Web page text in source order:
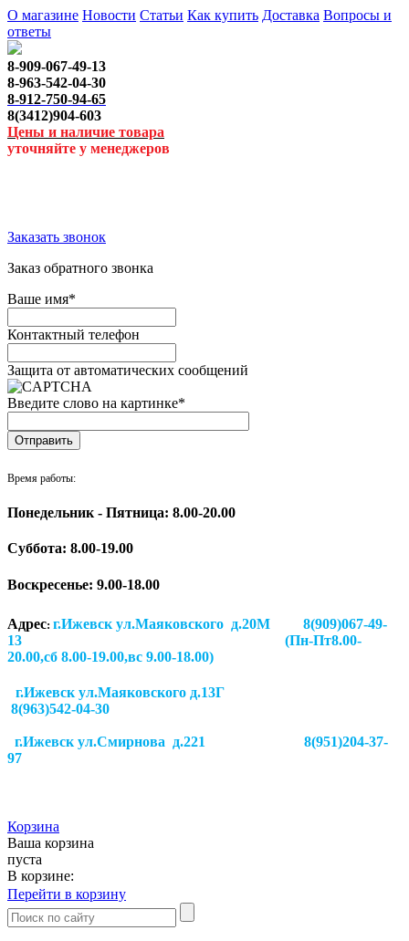
О магазине Новости Статьи Как купить Доставка Вопросы и
ответы
8-909-067-49-13
8-963-542-04-30
8-912-750-94-65
8(3412)904-603
Цены и наличие товара
уточняйте у менеджеров
Заказать звонок
Заказ обратного звонка
Ваше имя*
Контактный телефон
Защита от автоматических сообщений
Введите слово на картинке*
Время работы:
Понедельник - Пятница: 8.00-20.00
Суббота: 8.00-19.00
Воскресенье: 9.00-18.00
Адрес: г.Ижевск ул.Маяковского д.20М 8(909)067-49-
13 (Пн-Пт8.00-
20.00,сб 8.00-19.00,вс 9.00-18.00)
г.Ижевск ул.Маяковского д.13Г
8(963)542-04-30
г.Ижевск ул.Смирнова д.221
8(951)204-37-
97
Корзина
Ваша корзина
пуста
В корзине:
Перейти в корзину